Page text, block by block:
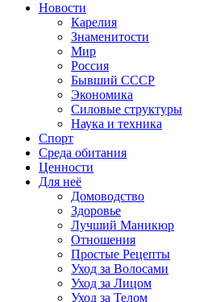
Новости
Карелия
Знаменитости
Мир
Россия
Бывший СССР
Экономика
Силовые структуры
Наука и техника
Спорт
Среда обитания
Ценности
Для неё
Домоводство
Здоровье
Лучший Маникюр
Отношения
Простые Рецепты
Уход за Волосами
Уход за Лицом
Уход за Телом